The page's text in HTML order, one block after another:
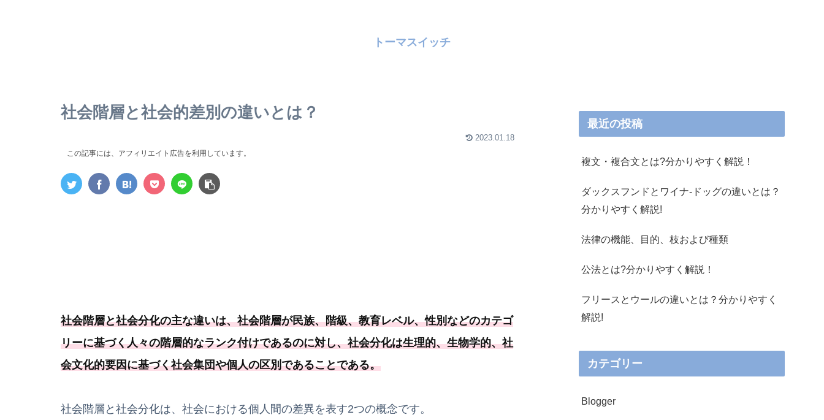
トーマスイッチ
社会階層と社会的差別の違いとは？
2023.01.18
この記事には、アフィリエイト広告を利用しています。
社会階層と社会分化の主な違いは、社会階層が民族、階級、教育レベル、性別などのカテゴ
リーに基づく人々の階層的なランク付けであるのに対し、社会分化は生理的、生物学的、社
会文化的要因に基づく社会集団や個人の区別であることである。
社会階層と社会分化は、社会における個人間の差異を表す2つの概念です。
最近の投稿
複文・複合文とは?分かりやすく解説！
ダックスフンドとワイナ-ドッグの違いとは？
分かりやすく解説!
法律の機能、目的、枝および種類
公法とは?分かりやすく解説！
フリースとウールの違いとは？分かりやすく
解説!
カテゴリー
Blogger